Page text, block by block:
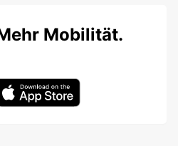
Mobilität.